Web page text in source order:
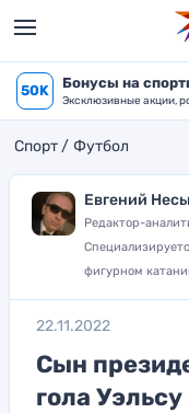
50K Бонусы на
Эксклюзивные акции,
Спорт Футбол
Евгений
Редактор-
фигурном
22.11.2022
Сын
гола